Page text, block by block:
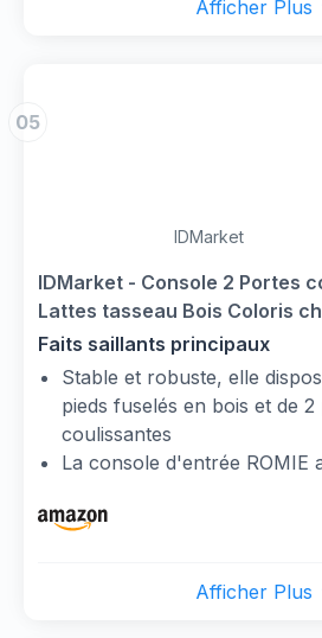
A la fois pratique et déco,
sobres s'adapteront à
Afficher Plus
05
IDMarket
IDMarket - Console 2 Portes
Lattes tasseau Bois Coloris
Faits saillants principaux
Stable et robuste, elle
pieds fuselés en bois et de 2
coulissantes
La console d'entrée ROMIE
touche bohème chic à
Elle est équipée de 2
pour ranger vos affaires du
Dimensions rangement :
Afficher Plus